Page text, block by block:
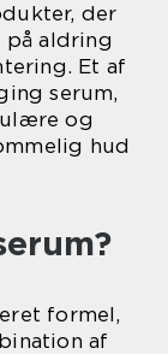
der
aldring
Et af
serum,
og
hud
formel,
af